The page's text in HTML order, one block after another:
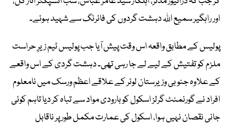
اور راہگیر سمیع اللہ دہشت گردوں کی فائرنگ سے شہید ہوئے۔
پولیس کے مطابق واقعہ اس وقت پیش آیا جب پولیس ٹیم زیرِ حراست
ملزم کو تفتیش کے لیے لے جا رہی تھی۔ دہشت گردی کے اس واقعے
کے علاوہ جنوبی وزیرستان لوئر کے علاقے اعظم ورسک میں نامعلوم
افراد نے گورنمنٹ گرلز اسکول کو بارودی مواد سے تباہ کر دیا تاہم کوئی
جانی نقصان نہیں ہوا، اسکول کی عمارت مکمل طور پر ناقابل